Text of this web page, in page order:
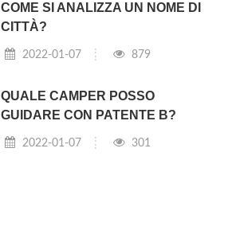
COME SI ANALIZZA UN NOME DI
CITTÀ?
2022-01-07 879
QUALE CAMPER POSSO
GUIDARE CON PATENTE B?
2022-01-07 301